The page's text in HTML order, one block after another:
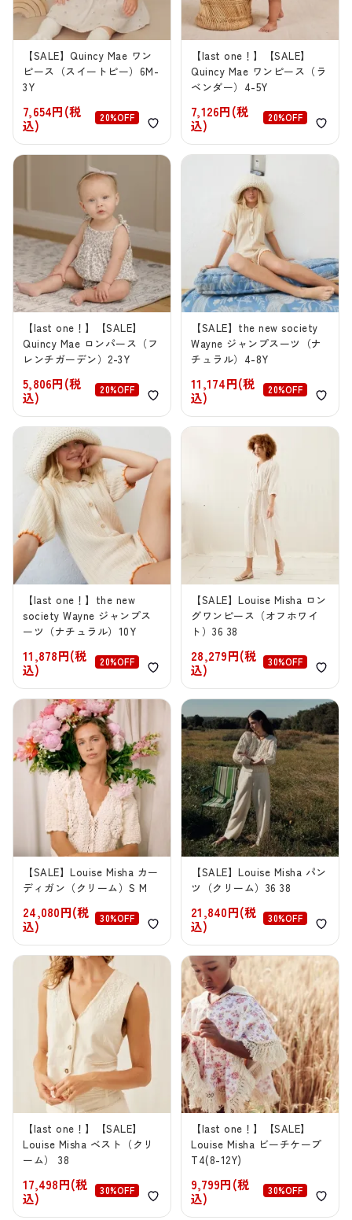
【SALE】Quincy Mae ワン
ピース（スイートピー）6M-
3Y
7,654円(税
込)
20%OFF
【last one！】【SALE】
Quincy Mae ワンピース（ラ
ベンダー）4-5Y
7,126円(税
込)
20%OFF
【last one！】【SALE】
Quincy Mae ロンパース（フ
レンチガーデン）2-3Y
5,806円(税
込)
20%OFF
【SALE】the new society
Wayne ジャンプスーツ（ナ
チュラル）4-8Y
11,174円(税
込)
20%OFF
【last one！】the new
society Wayne ジャンプス
ーツ（ナチュラル）10Y
11,878円(税
込)
20%OFF
【SALE】Louise Misha ロン
グワンピース（オフホワイ
ト）36 38
28,279円(税
込)
30%OFF
【SALE】Louise Misha カー
ディガン（クリーム）S M
24,080円(税
込)
30%OFF
【SALE】Louise Misha パン
ツ（クリーム）36 38
21,840円(税
込)
30%OFF
【last one！】【SALE】
Louise Misha ベスト（クリ
ーム） 38
17,498円(税
込)
30%OFF
【last one！】【SALE】
Louise Misha ビーチケープ
T4(8-12Y)
9,799円(税
込)
30%OFF